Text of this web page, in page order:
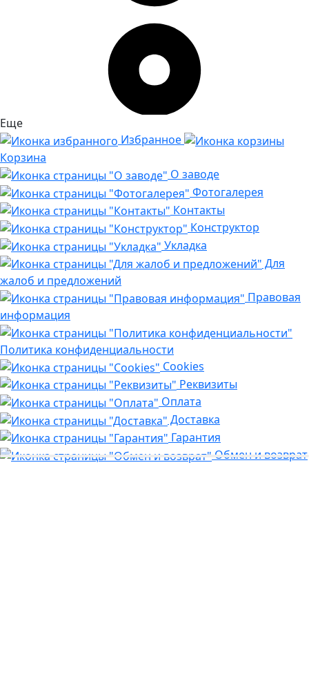
Еще
Избранное
Корзина
О заводе
Фотогалерея
Контакты
Конструктор
Укладка
Для
жалоб и предложений
Правовая
информация
Политика конфиденциальности
Cookies
Реквизиты
Оплата
Доставка
Гарантия
Обмен и возврат